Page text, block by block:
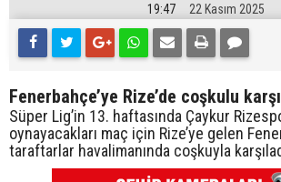
19:47 22 Kasım 2025
Fenerbahçe’ye Rize’de coşkulu
Süper Lig’in 13. haftasında Çaykur
oynayacakları maç için Rize’ye gelen
taraftarlar havalimanında coşkuyla